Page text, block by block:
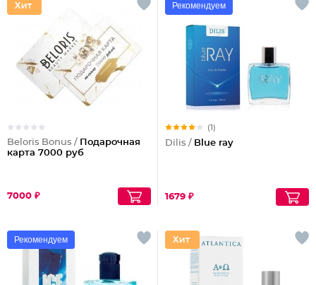
Beloris Bonus / Подарочная
карта 7000 руб
7000 ₽
Рекомендуем
(1)
Dilis / Blue ray
1679 ₽
Рекомендуем